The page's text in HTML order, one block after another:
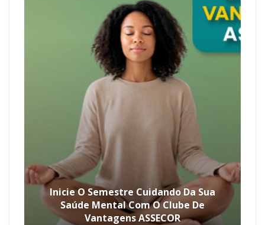
Inicie O Semestre Cuidando Da Sua
Saúde Mental Com O Clube De
Vantagens ASSECOR